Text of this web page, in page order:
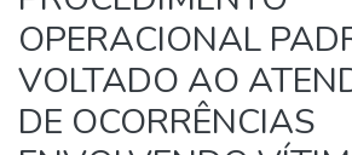
OPERACIONAL
VOLTADO AO
DE OCORRÊNCIAS